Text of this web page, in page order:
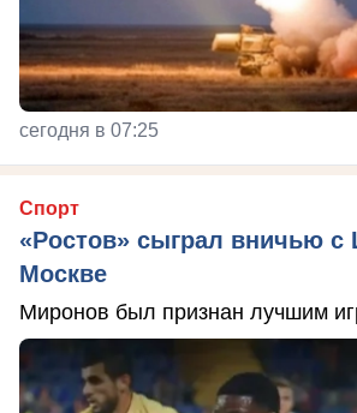
сегодня в 07:25
Спорт
«Ростов» сыграл вничью с
Москве
Миронов был признан лучшим